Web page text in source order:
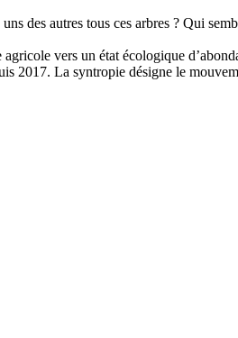
des autres tous ces arbres ? Qui
vers un état écologique
2017. La syntropie désigne le